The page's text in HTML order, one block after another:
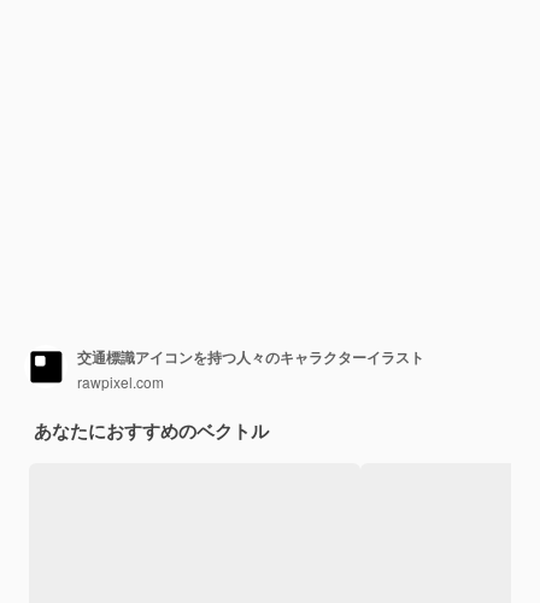
交通標識アイコンを持つ人々のキャラクターイラスト
rawpixel.com
あなたにおすすめのベクトル